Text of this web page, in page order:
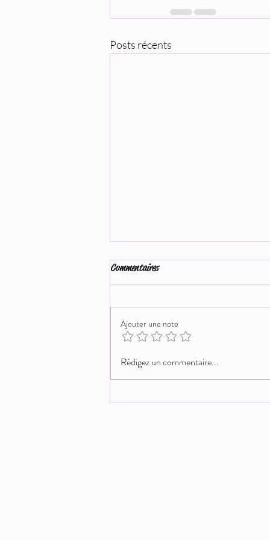
Posts récents
Lingerie grande taille : se sentir belle,
Commentaires
Ajouter une note
Rédigez un commentaire...